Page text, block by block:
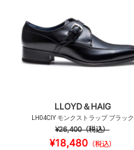
LLOYD＆HAIG
LH04CIY モンクストラップ ブラック
¥26,400（税込）
¥18,480（税込）